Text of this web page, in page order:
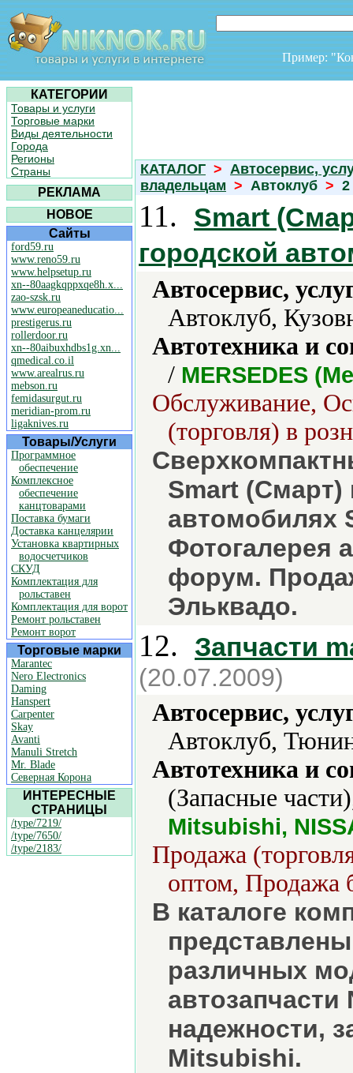
Пример:
КАТЕГОРИИ
Товары и услуги
Торговые марки
Виды деятельности
Города
Регионы
Страны
РЕКЛАМА
НОВОЕ
Сайты
ford59.ru
www.reno59.ru
www.helpsetup.ru
xn--80aagkqppxqe8h.x...
zao-szsk.ru
www.europeaneducatio...
prestigerus.ru
rollerdoor.ru
xn--80aibuxhdbs1g.xn...
qmedical.co.il
www.arealrus.ru
mebson.ru
femidasurgut.ru
meridian-prom.ru
ligaknives.ru
Товары/Услуги
Программное
обеспечение
Комплексное
обеспечение
канцтоварами
Поставка бумаги
Доставка канцелярии
Установка квартирных
водосчетчиков
СКУД
Комплектация для
рольставен
Комплектация для ворот
Ремонт рольставен
Ремонт ворот
Торговые марки
Marantec
Nero Electronics
Daming
Hanspert
Carpenter
Skay
Avanti
Manuli Stretch
Mr. Blade
Северная Корона
ИНТЕРЕСНЫЕ
СТРАНИЦЫ
/type/7219/
/type/7650/
/type/2183/
КАТАЛОГ > Автосервис,
владельцам > Автоклуб > 2
11.
Smart
городской
Автосервис,
Автоклуб,
Автотехника и
/ MERSEDES
Обслуживание,
(торговля) в
Smart (Смарт)
автомобилях
Фотогалерея
форум.
Эльквадо.
12. Запчасти
(20.07.2009)
Автосервис,
Автоклуб,
Автотехника и
(Запасные
Mitsubishi,
Продажа
оптом, Продажа
В каталоге
различных
автозапчасти
надежности,
Mitsubishi.